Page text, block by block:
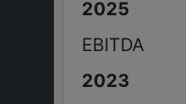
EBITDA